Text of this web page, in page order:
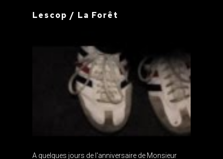
Lescop / La Forêt
A quelques jours de l'anniversaire de Monsieur